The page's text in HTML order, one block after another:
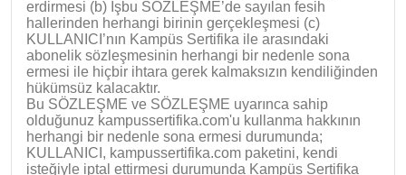
erdirmesi (b) İşbu SÖZLEŞME’de sayılan fesih
hallerinden herhangi birinin gerçekleşmesi (c)
KULLANICI’nın Kampüs Sertifika ile arasındaki
abonelik sözleşmesinin herhangi bir nedenle sona
ermesi ile hiçbir ihtara gerek kalmaksızın kendiliğinden
hükümsüz kalacaktır.
Bu SÖZLEŞME ve SÖZLEŞME uyarınca sahip
olduğunuz kampussertifika.com'u kullanma hakkının
herhangi bir nedenle sona ermesi durumunda;
KULLANICI, kampussertifika.com paketini, kendi
isteğiyle iptal ettirmesi durumunda Kampüs Sertifika